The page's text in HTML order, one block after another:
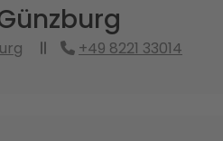
+49 8221 33014